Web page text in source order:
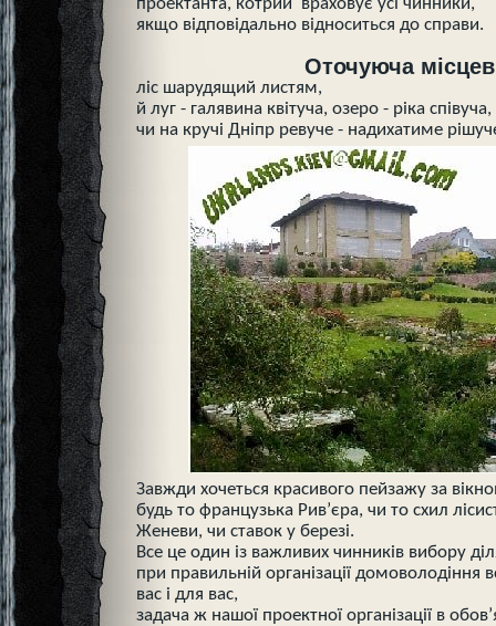
проектанта, котрий враховує усі чинники,
якщо відповідально відноситься до справи.
Оточуюча
ліс шарудящий листям,
й луг - галявина квітуча, озеро - ріка співуча,
чи на кручі Дніпр ревуче - надихатиме
Завжди хочеться красивого пейзажу за
будь то французька Рив’єра, чи то схил
Женеви, чи ставок у березі.
Все це один із важливих чинників вибору
при правильній організації домоволодіння
вас і для вас,
задача ж нашої проектної організації в